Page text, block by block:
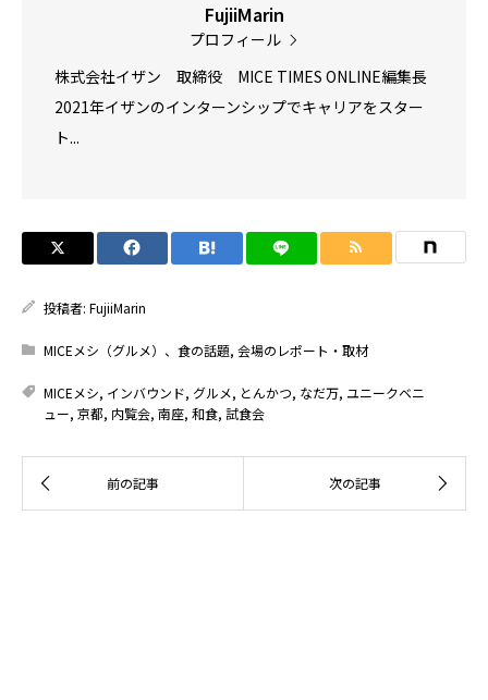
FujiiMarin
プロフィール
株式会社イザン 取締役 MICE TIMES ONLINE編集長
2021年イザンのインターンシップでキャリアをスター
ト...
投稿者: FujiiMarin
MICEメシ（グルメ）、食の話題, 会場のレポート・取材
MICEメシ, インバウンド, グルメ, とんかつ, なだ万, ユニークベニ
ュー, 京都, 内覧会, 南座, 和食, 試食会